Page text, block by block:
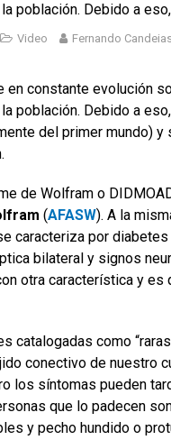
población. Debido a
Video Fernando
en constante evolución
población. Debido a
del primer mundo)
de Wolfram o
(AFASW). A la
caracteriza por
bilateral y signos
otra característica y
catalogadas como
conectivo de nuestro
los síntomas pueden
que lo padecen
y pecho hundido o